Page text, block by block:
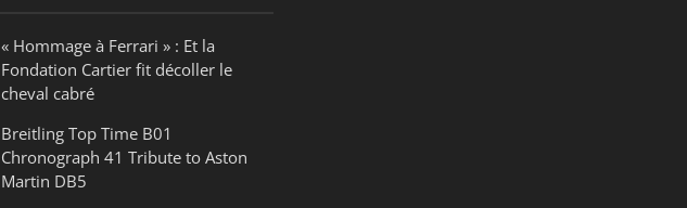
« Hommage à Ferrari » : Et la
Fondation Cartier fit décoller le
cheval cabré
Breitling Top Time B01
Chronograph 41 Tribute to Aston
Martin DB5